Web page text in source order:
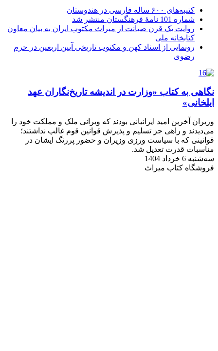
کتیبه‌های ۶۰۰ ساله فارسی در هندوستان
شماره 101 نامۀ فرهنگستان منتشر شد
روایت یک قرن صیانت از میراث مکتوب ایران به بیان معاون
کتابخانه ملی
رونمایی از اسناد کهن و مکتوب تاریخی آیین اربعین در حرم
رضوی
نگاهی به کتاب «وزارت در اندیشه تاریخ‌نگاران عهد
ایلخانی»
وزیران آخرین امید ایرانیانی بودند که ویرانی ملک و مملکت خود را
می‌دیدند و راهی جز تسلیم و پذیرش قوانین قوم غالب نداشتند؛
قوانینی که با سیاست ورزی وزیران و حضور پررنگ ایشان در
مناسبات قدرت تعدیل شد.
سه‌شنبه 6 خرداد 1404
فروشگاه کتاب میراث